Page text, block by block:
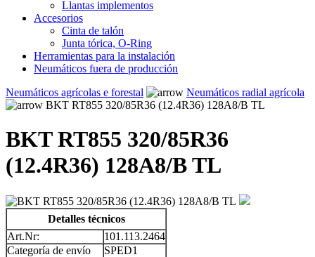
Llantas implementos
Accesorios
Cinta de talón
Junta tórica, O-Ring
Herramientas para la instalación
Neumáticos fuera de producción
Neumáticos agrícolas e forestal
Neumáticos radial agrícola
BKT RT855 320/85R36 (12.4R36) 128A8/B TL
BKT RT855 320/85R36
(12.4R36) 128A8/B TL
Detalles técnicos
Art.Nr:
101.113.2464
Categoría de envío
SPED1